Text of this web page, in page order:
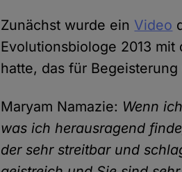
Zunächst wurde ein Video
Evolutionsbiologe 2013
hatte, das für
Maryam Namazie: Wenn
was ich herausragend
der sehr streitbar und